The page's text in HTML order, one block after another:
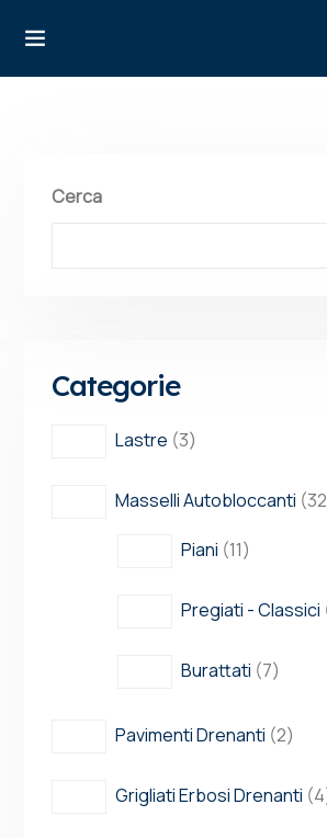
Cerca
Categorie
Lastre 3
Masselli Autobloccanti 32
Piani 11
Pregiati - Classici
Burattati 7
Pavimenti Drenanti 2
Grigliati Erbosi Drenanti 4